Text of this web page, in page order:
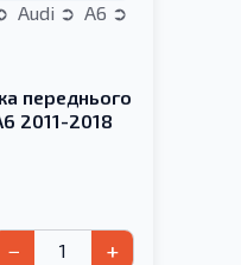
Audi
A6
переднього
2011-2018
− +